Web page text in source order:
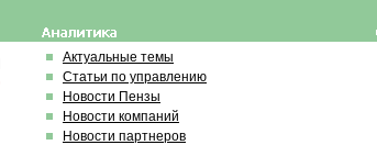
Актуальные темы
Статьи по управлению
Новости Пензы
Новости компаний
Новости партнеров